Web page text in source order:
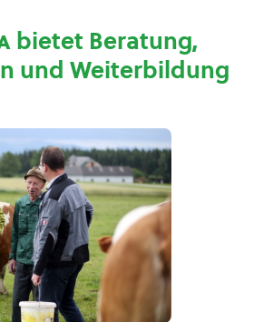
bietet Beratung,
und Weiterbildung